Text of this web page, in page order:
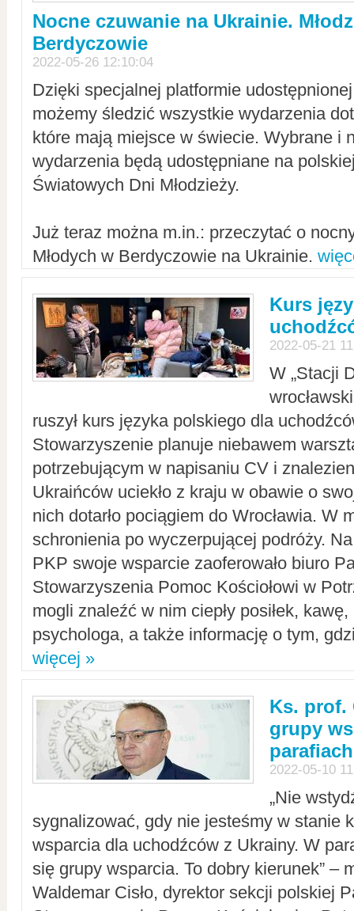
Nocne czuwanie na Ukrainie.
Berdyczowie
2022-05-26 12:10:04
Dzięki specjalnej platformie
możemy śledzić wszystkie wydarzenia
które mają miejsce w świecie. Wybrane i
wydarzenia będą udostępniane na
Światowych Dni Młodzieży.
Już teraz można m.in.: przeczytać o
Młodych w Berdyczowie na Ukrainie.
Kurs
2022-05-21
W „Stacji
ruszył kurs języka polskiego dla
Stowarzyszenie planuje niebawem
potrzebującym w napisaniu CV i
Ukraińców uciekło z kraju w obawie o
nich dotarło pociągiem do Wrocławia. W
schronienia po wyczerpującej podróży.
PKP swoje wsparcie zaoferowało biuro
Stowarzyszenia Pomoc Kościołowi w
mogli znaleźć w nim ciepły posiłek,
psychologa, a także informację o tym,
więcej »
Ks. prof.
grupy
parafiach
2022-05-10
„Nie
sygnalizować, gdy nie jesteśmy w stanie
wsparcia dla uchodźców z Ukrainy. W
się grupy wsparcia. To dobry kierunek” –
Waldemar Cisło, dyrektor sekcji polskiej